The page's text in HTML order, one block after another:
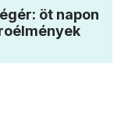
öt napon